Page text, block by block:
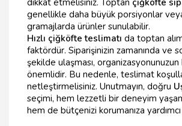
genellikle daha büyük porsiyonlar
gramajlarda ürünler sunulabilir.
Hızlı çiğköfte teslimatı da toptan
faktördür. Siparişinizin zamanında ve
şekilde ulaşması, organizasyonunuzun
önemlidir. Bu nedenle, teslimat
netleştirmelisiniz. Unutmayın, doğru
seçimi, hem lezzetli bir deneyim
hem de bütçenizi korumanıza